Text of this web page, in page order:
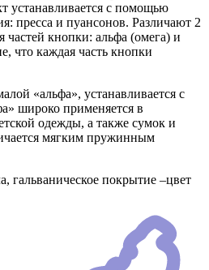
устанавливается с помощью
пресса и пуансонов. Различают 2
частей кнопки: альфа (омега) и
что каждая часть кнопки
«альфа», устанавливается с
широко применяется в
одежды, а также сумок и
мягким пружинным
гальваническое покрытие –цвет